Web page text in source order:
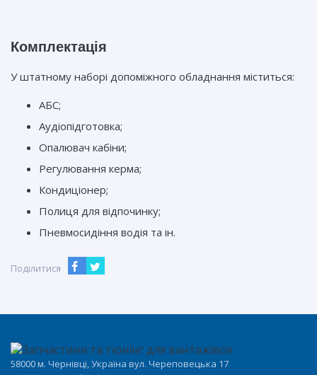
Комплектація
У штатному наборі допоміжного обладнання міститься:
АБС;
Аудіопідготовка;
Опалювач кабіни;
Регулювання керма;
Кондиціонер;
Полиця для відпочинку;
Пневмосидіння водія та ін.
Поділитися
58000 м. Чернівці, Україна вул. Череповецька 17